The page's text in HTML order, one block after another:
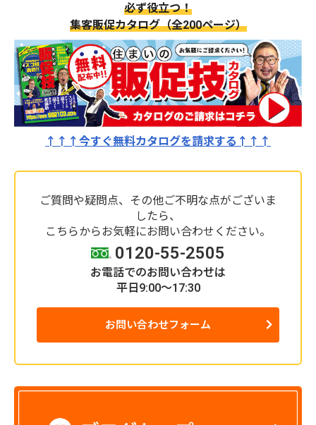
必ず役立つ！
集客販促カタログ（全200ページ）
↑↑↑今すぐ無料カタログを請求する↑↑↑
ご質問や疑問点、その他ご不明な点がございま
したら、
こちらからお気軽にお問い合わせください。
0120-55-2505
お電話でのお問い合わせは
平日9:00～17:30
お問い合わせフォーム